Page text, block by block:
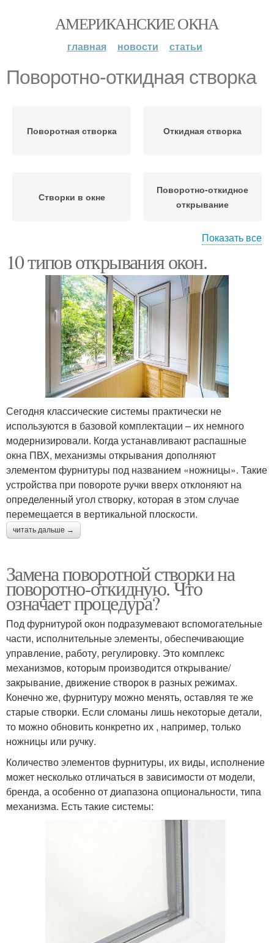
АМЕРИКАНСКИЕ ОКНА
главная новости статьи
Поворотно-откидная створка
Поворотная створка Откидная створка
Створки в окне
Поворотно-откидное
открывание
Створки на поворотно-
откидную спб
механизм
Поворотно-откидное
окно
Подвесная створка
Поворотно-откидные
Показать все
10 типов открывания окон.
Сегодня классические системы практически не
используются в базовой комплектации – их немного
модернизировали. Когда устанавливают распашные
окна ПВХ, механизмы открывания дополняют
элементом фурнитуры под названием «ножницы». Такие
устройства при повороте ручки вверх отклоняют на
определенный угол створку, которая в этом случае
перемещается в вертикальной плоскости.
читать дальше →
Замена поворотной створки на
поворотно-откидную. Что
означает процедура?
Под фурнитурой окон подразумевают вспомогательные
части, исполнительные элементы, обеспечивающие
управление, работу, регулировку. Это комплекс
механизмов, которым производится открывание/
закрывание, движение створок в разных режимах.
Конечно же, фурнитуру можно менять, оставляя те же
старые створки. Если сломаны лишь некоторые детали,
то можно обновить конкретно их , например, только
ножницы или ручку.
Количество элементов фурнитуры, их виды, исполнение
может несколько отличаться в зависимости от модели,
бренда, а особенно от диапазона опциональности, типа
механизма. Есть такие системы: